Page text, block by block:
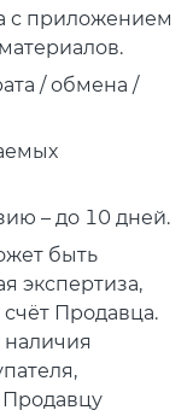
с приложением
/ обмена /
– до 10 дней.
быть
экспертиза,
Продавца.
наличия